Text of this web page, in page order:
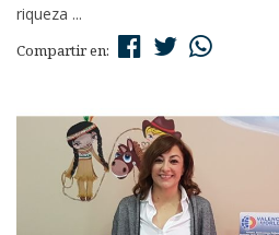
riqueza ...
Compartir en: